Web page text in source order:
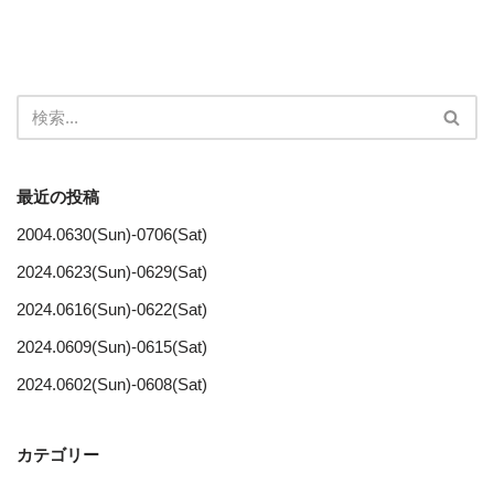
最近の投稿
2004.0630(Sun)-0706(Sat)
2024.0623(Sun)-0629(Sat)
2024.0616(Sun)-0622(Sat)
2024.0609(Sun)-0615(Sat)
2024.0602(Sun)-0608(Sat)
カテゴリー